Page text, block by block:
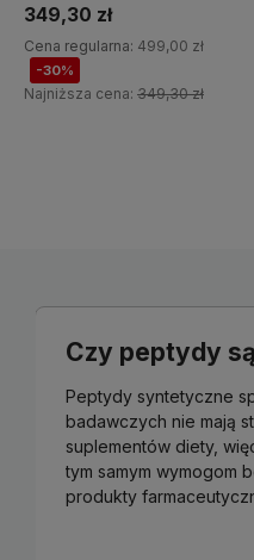
349,30 zł
Cena regularna: 499,00 zł
-30%
Najniższa cena: 349,30 zł
Czy peptydy
Peptydy syntetyczne
badawczych nie mają
suplementów diety,
tym samym wymogom
produkty